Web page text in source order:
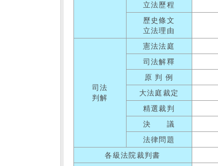
立法歷程
歷史條文
立法理由
司法
判解
憲法法庭
司法解釋
原 判 例
大法庭裁定
精選裁判
決 議
法律問題
各級法院裁判書